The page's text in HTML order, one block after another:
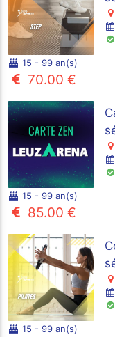
15 - 99 an(s)
70.00 €
15 - 99 an(s)
85.00 €
15 - 99 an(s)